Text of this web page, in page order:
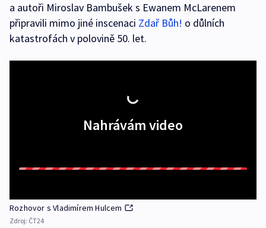
a autoři Miroslav Bambušek s Ewanem McLarenem
připravili mimo jiné inscenaci Zdař Bůh! o důlních
katastrofách v polovině 50. let.
Nahrávám video
Rozhovor s Vladimírem Hulcem
Zdroj: ČT24